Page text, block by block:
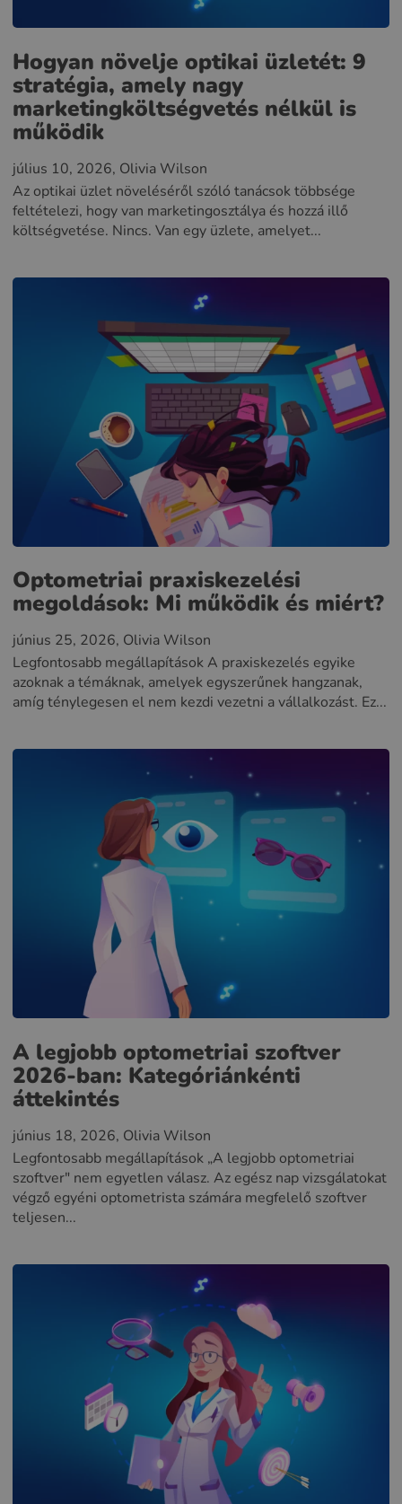
Hogyan növelje optikai üzletét: 9
stratégia, amely nagy
marketingköltségvetés nélkül is
működik
július 10, 2026, Olivia Wilson
Az optikai üzlet növeléséről szóló tanácsok többsége
feltételezi, hogy van marketingosztálya és hozzá illő
költségvetése. Nincs. Van egy üzlete, amelyet...
Optometriai praxiskezelési
megoldások: Mi működik és miért?
június 25, 2026, Olivia Wilson
Legfontosabb megállapítások A praxiskezelés egyike
azoknak a témáknak, amelyek egyszerűnek hangzanak,
amíg ténylegesen el nem kezdi vezetni a vállalkozást. Ez...
A legjobb optometriai szoftver
2026-ban: Kategóriánkénti
áttekintés
június 18, 2026, Olivia Wilson
Legfontosabb megállapítások „A legjobb optometriai
szoftver" nem egyetlen válasz. Az egész nap vizsgálatokat
végző egyéni optometrista számára megfelelő szoftver
teljesen...